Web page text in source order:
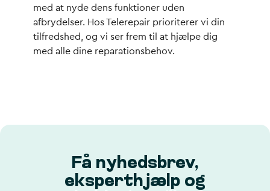
med at nyde dens funktioner uden
afbrydelser. Hos Telerepair prioriterer vi din
tilfredshed, og vi ser frem til at hjælpe dig
med alle dine reparationsbehov.
Få nyhedsbrev,
eksperthjælp og